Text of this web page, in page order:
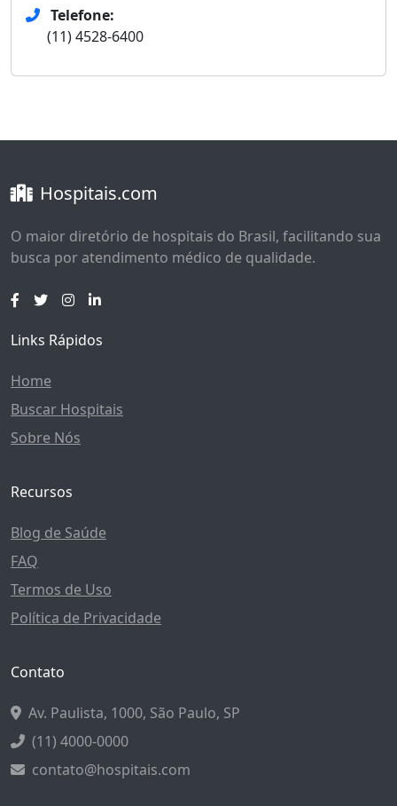
Telefone:
(11) 4528-6400
Hospitais.com
O maior diretório de hospitais do Brasil, facilitando sua
busca por atendimento médico de qualidade.
Links Rápidos
Home
Buscar Hospitais
Sobre Nós
Recursos
Blog de Saúde
FAQ
Termos de Uso
Política de Privacidade
Contato
Av. Paulista, 1000, São Paulo, SP
(11) 4000-0000
contato@hospitais.com